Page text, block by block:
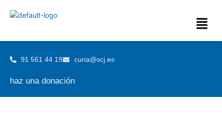
91 561 44 19 curia@scj.es
haz una donación